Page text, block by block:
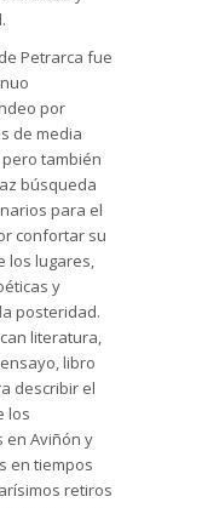
Petrarca fue
por
de media
también
búsqueda
para el
confortar su
los lugares,
y
posteridad.
literatura,
libro
describir el
los
en Aviñón y
en tiempos
retiros